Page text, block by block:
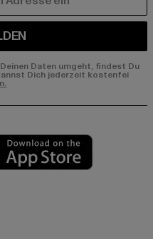
Daten umgeht, findest Du
Dich jederzeit kostenfei